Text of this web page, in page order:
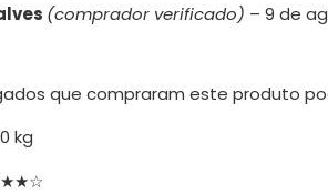
(comprador verificado) – 9 de
que compraram este produto
kg